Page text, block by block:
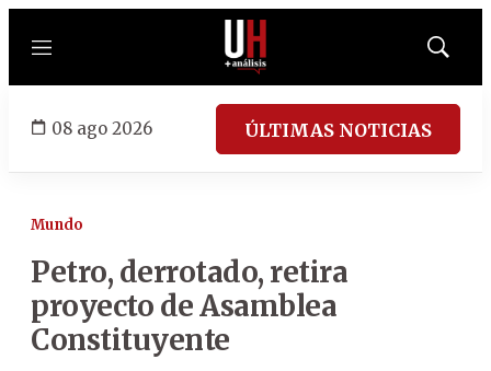
Menú
Mostrar
08 ago 2026 ÚLTIMAS NOTICIAS
Mundo
Petro, derrotado, retira
proyecto de Asamblea
Constituyente